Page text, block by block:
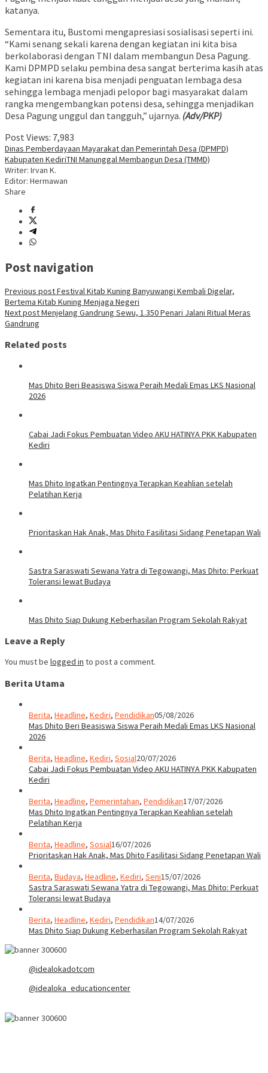
katanya.
Sementara itu, Bustomi mengapresiasi sosialisasi seperti ini.
“Kami senang sekali karena dengan kegiatan ini kita bisa
berkolaborasi dengan TNI dalam membangun Desa Pagung.
Kami DPMPD selaku pembina desa sangat berterima kasih atas
kegiatan ini karena bisa menjadi penguatan lembaga desa
sehingga lembaga menjadi pelopor bagi masyarakat dalam
rangka mengembangkan potensi desa, sehingga menjadikan
Desa Pagung unggul dan tangguh,” ujarnya. (Adv/PKP)
Post Views: 7,983
Dinas Pemberdayaan Mayarakat dan Pemerintah Desa (DPMPD)
Kabupaten KediriTNI Manunggal Membangun Desa (TMMD)
Writer: Irvan K.
Editor: Hermawan
Share
Post navigation
Previous postFestival Kitab Kuning Banyuwangi Kembali Digelar,
Bertema Kitab Kuning Menjaga Negeri
Next postMenjelang Gandrung Sewu, 1.350 Penari Jalani Ritual Meras
Gandrung
Related posts
Mas Dhito Beri Beasiswa Siswa Peraih Medali Emas LKS Nasional
2026
Cabai Jadi Fokus Pembuatan Video AKU HATINYA PKK Kabupaten
Kediri
Mas Dhito Ingatkan Pentingnya Terapkan Keahlian setelah
Pelatihan Kerja
Prioritaskan Hak Anak, Mas Dhito Fasilitasi Sidang Penetapan Wali
Sastra Saraswati Sewana Yatra di Tegowangi, Mas Dhito: Perkuat
Toleransi lewat Budaya
Mas Dhito Siap Dukung Keberhasilan Program Sekolah Rakyat
Leave a Reply
You must be logged in to post a comment.
Berita Utama
Berita, Headline, Kediri, Pendidikan05/08/2026
Mas Dhito Beri Beasiswa Siswa Peraih Medali Emas LKS Nasional
2026
Berita, Headline, Kediri, Sosial20/07/2026
Cabai Jadi Fokus Pembuatan Video AKU HATINYA PKK Kabupaten
Kediri
Berita, Headline, Pemerintahan, Pendidikan17/07/2026
Mas Dhito Ingatkan Pentingnya Terapkan Keahlian setelah
Pelatihan Kerja
Berita, Headline, Sosial16/07/2026
Prioritaskan Hak Anak, Mas Dhito Fasilitasi Sidang Penetapan Wali
Berita, Budaya, Headline, Kediri, Seni15/07/2026
Sastra Saraswati Sewana Yatra di Tegowangi, Mas Dhito: Perkuat
Toleransi lewat Budaya
Berita, Headline, Kediri, Pendidikan14/07/2026
Mas Dhito Siap Dukung Keberhasilan Program Sekolah Rakyat
@idealokadotcom
@idealoka_educationcenter